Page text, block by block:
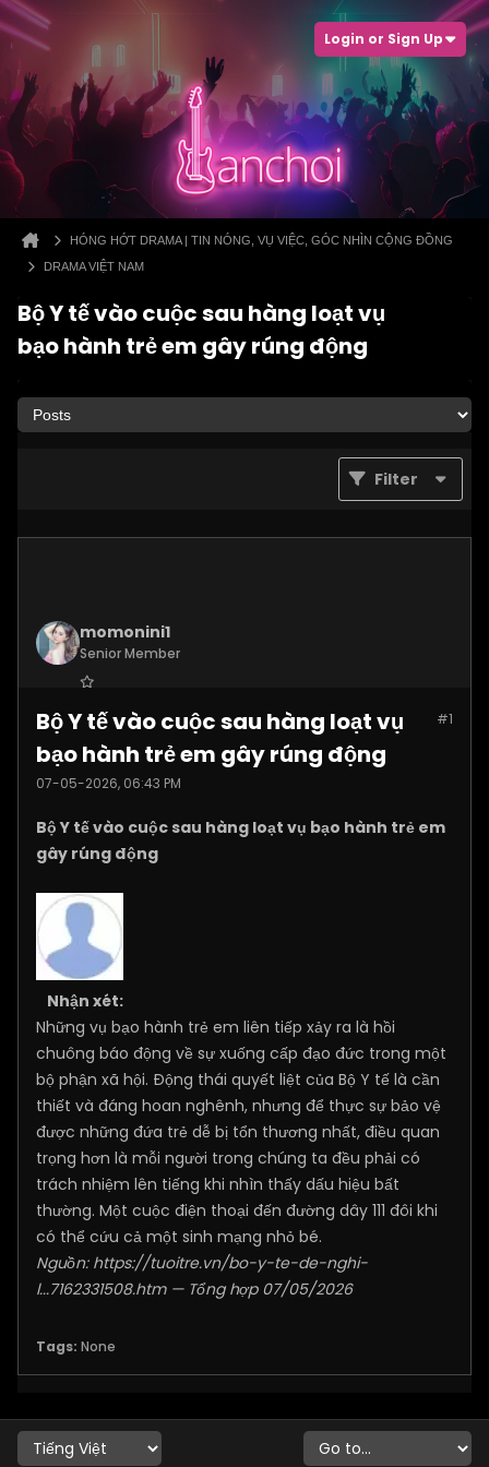
Login or Sign Up
HÓNG HỚT DRAMA | TIN NÓNG, VỤ VIỆC, GÓC NHÌN CỘNG ĐỒNG
DRAMA VIỆT NAM
Bộ Y tế vào cuộc sau hàng loạt vụ
bạo hành trẻ em gây rúng động
Filter
momonini1
Senior Member
Posts:5399 #1
Bộ Y tế vào cuộc sau hàng loạt vụ
bạo hành trẻ em gây rúng động
07-05-2026, 06:43 PM
Bộ Y tế vào cuộc sau hàng loạt vụ bạo hành trẻ em
gây rúng động
Nhận xét:
Những vụ bạo hành trẻ em liên tiếp xảy ra là hồi
chuông báo động về sự xuống cấp đạo đức trong một
bộ phận xã hội. Động thái quyết liệt của Bộ Y tế là cần
thiết và đáng hoan nghênh, nhưng để thực sự bảo vệ
được những đứa trẻ dễ bị tổn thương nhất, điều quan
trọng hơn là mỗi người trong chúng ta đều phải có
trách nhiệm lên tiếng khi nhìn thấy dấu hiệu bất
thường. Một cuộc điện thoại đến đường dây 111 đôi khi
có thể cứu cả một sinh mạng nhỏ bé.
Nguồn: https://tuoitre.vn/bo-y-te-de-nghi-
l...7162331508.htm— Tổng hợp 07/05/2026
Tags: None